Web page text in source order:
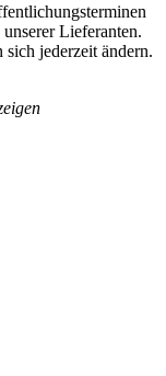
Lieferanten.
jederzeit ändern.